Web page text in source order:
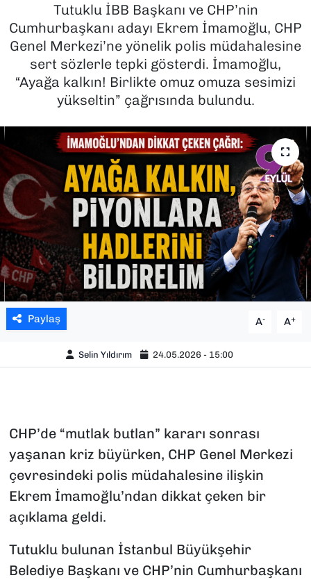
Tutuklu İBB Başkanı ve CHP’nin
Cumhurbaşkanı adayı Ekrem İmamoğlu, CHP
Genel Merkezi’ne yönelik polis müdahalesine
sert sözlerle tepki gösterdi. İmamoğlu,
“Ayağa kalkın! Birlikte omuz omuza sesimizi
yükseltin” çağrısında bulundu.
Paylaş A- A+
Selin Yıldırım 24.05.2026 - 15:00
CHP’de “mutlak butlan” kararı sonrası
yaşanan kriz büyürken, CHP Genel Merkezi
çevresindeki polis müdahalesine ilişkin
Ekrem İmamoğlu’ndan dikkat çeken bir
açıklama geldi.
Tutuklu bulunan İstanbul Büyükşehir
Belediye Başkanı ve CHP’nin Cumhurbaşkanı
MAGAZİN
POLİTİKA
SAĞLIK
SPOR
TEKNOLOJİ
YAŞAM
YEREL YÖNETİMLER
Haber Arşivi